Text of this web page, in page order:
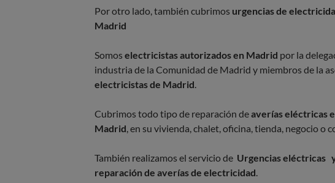
Por otro lado, también cubrimos urgencias de
Madrid
Somos electricistas autorizados en Madrid por la
industria de la Comunidad de Madrid y miembros de la
electricistas de Madrid.
Cubrimos todo tipo de reparación deaverías eléctricas
Madrid, en su vivienda, chalet, oficina, tienda, negocio o
También realizamos el servicio de Urgencias eléctricas
reparación de averías de electricidad.